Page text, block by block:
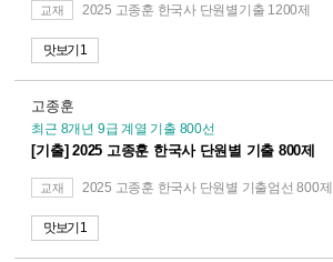
교재 2025 고종훈 한국사 단원별기출 1200제
맛보기 1
고종훈
최근 8개년 9급 계열 기출 800선
[기출] 2025 고종훈 한국사 단원별 기출 800제
교재 2025 고종훈 한국사 단원별 기출엄선 800제
맛보기 1